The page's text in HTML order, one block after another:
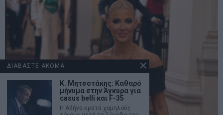
ΔΙΑΒΑΣΤΕ ΑΚΟΜΑ
Κ. Μητσοτάκης: Καθαρό
μήνυμα στην Άγκυρα για
casus belli και F-35
Η Αθήνα κρατά χαμηλούς